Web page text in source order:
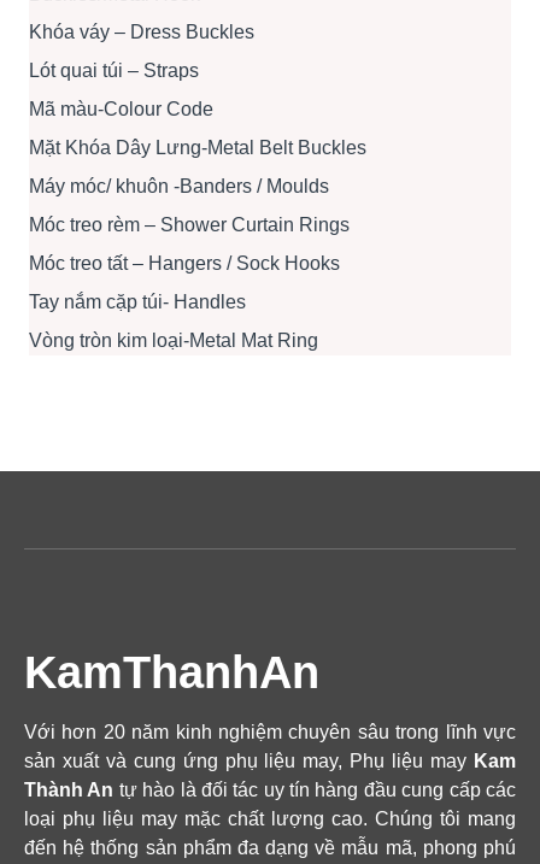
Khóa váy – Dress Buckles
Lót quai túi – Straps
Mã màu-Colour Code
Mặt Khóa Dây Lưng-Metal Belt Buckles
Máy móc/ khuôn -Banders / Moulds
Móc treo rèm – Shower Curtain Rings
Móc treo tất – Hangers / Sock Hooks
Tay nắm cặp túi- Handles
Vòng tròn kim loại-Metal Mat Ring
KamThanhAn
Với hơn 20 năm kinh nghiệm chuyên sâu trong lĩnh vực
sản xuất và cung ứng phụ liệu may, Phụ liệu may Kam
Thành An tự hào là đối tác uy tín hàng đầu cung cấp các
loại phụ liệu may mặc chất lượng cao. Chúng tôi mang
đến hệ thống sản phẩm đa dạng về mẫu mã, phong phú